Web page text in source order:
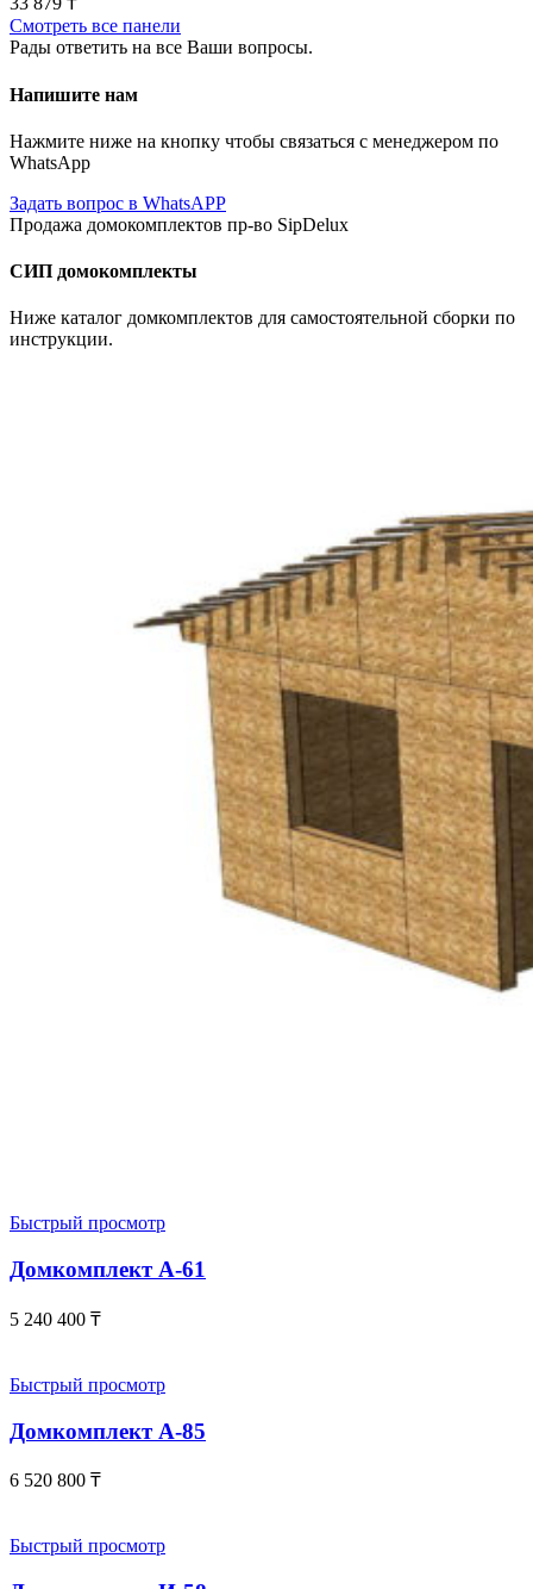
Смотреть все панели
Рады ответить на все Ваши вопросы.
Напишите нам
Нажмите ниже на кнопку чтобы связаться с менеджером по
WhatsApp
Задать вопрос в WhatsAPP
Продажа домокомплектов пр-во SipDelux
СИП домокомплекты
Ниже каталог домкомплектов для самостоятельной сборки по
инструкции.
Быстрый просмотр
Домкомплект А-61
5 240 400 ₸
Быстрый просмотр
Домкомплект А-85
6 520 800 ₸
Быстрый просмотр